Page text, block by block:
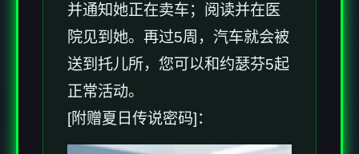
并通知她正在卖车；阅读并在医
院见到她。再过5周，汽车就会被
送到托儿所，您可以和约瑟芬5起
正常活动。
[附赠夏日传说密码]：